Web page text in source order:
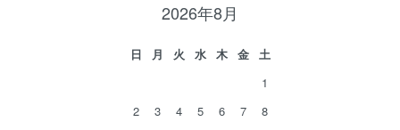
2026年8月
日 月 火 水 木 金
土
1
2
3 4 5 6 7
8